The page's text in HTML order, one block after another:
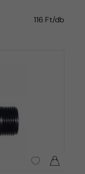
116 Ft/db